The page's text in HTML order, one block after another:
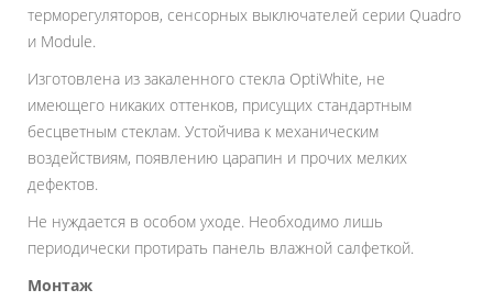
терморегуляторов, сенсорных выключателей серии Quadro
и Module.
Изготовлена из закаленного стекла OptiWhite, не
имеющего никаких оттенков, присущих стандартным
бесцветным стеклам. Устойчива к механическим
воздействиям, появлению царапин и прочих мелких
дефектов.
Не нуждается в особом уходе. Необходимо лишь
периодически протирать панель влажной салфеткой.
Монтаж